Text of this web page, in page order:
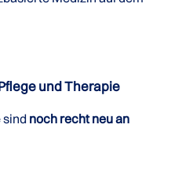
und Therapie
sind noch recht neu an